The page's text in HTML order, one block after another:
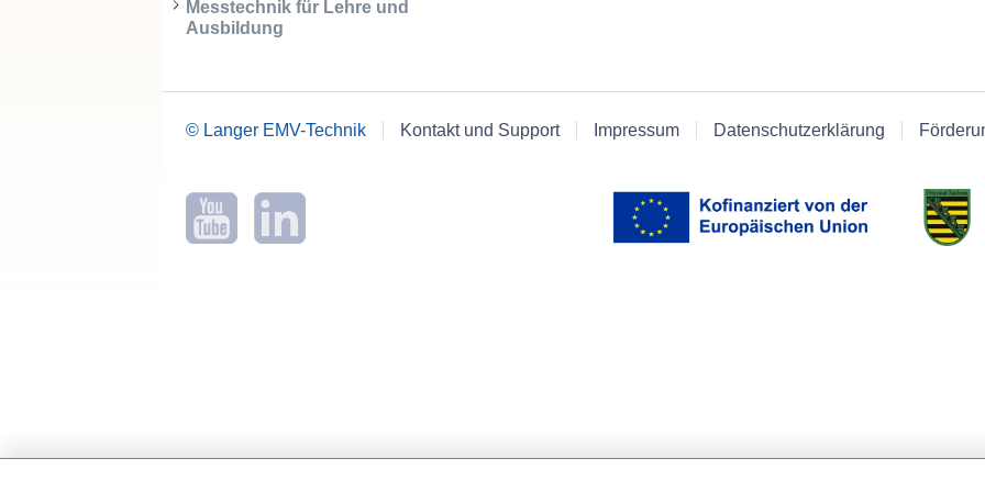
Messtechnik für Lehre und
Ausbildung
© Langer EMV-Technik Kontakt und Support Impressum Datenschutzerklärung